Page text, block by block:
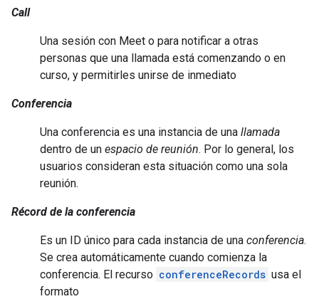
Call
Una sesión con Meet o para notificar a otras
personas que una llamada está comenzando o en
curso, y permitirles unirse de inmediato
Conferencia
Una conferencia es una instancia de una llamada
dentro de un espacio de reunión. Por lo general, los
usuarios consideran esta situación como una sola
reunión.
Récord de la conferencia
Es un ID único para cada instancia de una conferencia.
Se crea automáticamente cuando comienza la
conferencia. El recurso conferenceRecords usa el
formato